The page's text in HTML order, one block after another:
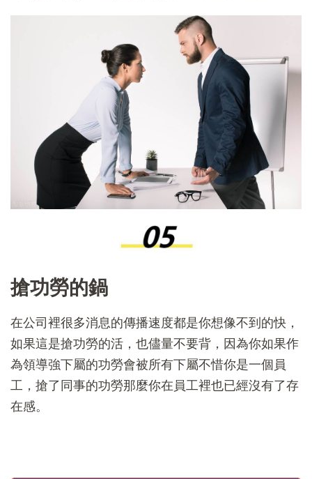
搶功勞的鍋
在公司裡很多消息的傳播速度都是你想像不到的快，
如果這是搶功勞的活，也儘量不要背，因為你如果作
為領導強下屬的功勞會被所有下屬不惜你是一個員
工，搶了同事的功勞那麼你在員工裡也已經沒有了存
在感。